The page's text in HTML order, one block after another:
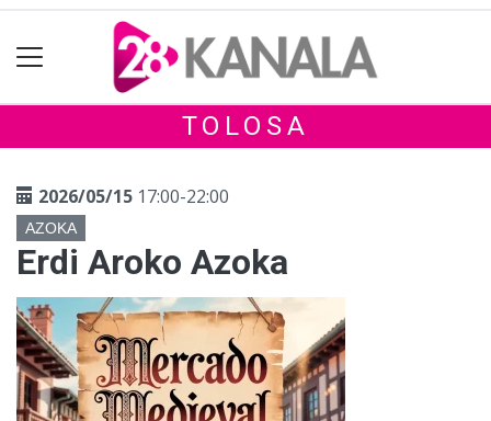
TOLOSA
2026/05/15 17:00-22:00
AZOKA
Erdi Aroko Azoka